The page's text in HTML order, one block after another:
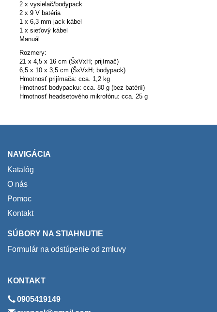
2 x vysielač/bodypack
2 x 9 V batéria
1 x 6,3 mm jack kábel
1 x sieťový kábel
Manuál
Rozmery:
21 x 4,5 x 16 cm (ŠxVxH; prijímač)
6,5 x 10 x 3,5 cm (ŠxVxH; bodypack)
Hmotnosť prijímača: cca. 1,2 kg
Hmotnosť bodypacku: cca. 80 g (bez batérií)
Hmotnosť headsetového mikrofónu: cca. 25 g
NAVIGÁCIA
Katalóg
O nás
Pomoc
Kontakt
SÚBORY NA STIAHNUTIE
Formulár na odstúpenie od zmluvy
KONTAKT
0905419149